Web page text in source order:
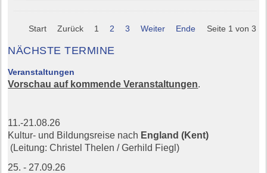
Seite 1 von 3
Start Zurück 1 2 3 Weiter Ende
NÄCHSTE TERMINE
Veranstaltungen
Vorschau auf kommende Veranstaltungen.
11.-21.08.26
Kultur- und Bildungsreise nach England (Kent)
(Leitung: Christel Thelen / Gerhild Fiegl)
25. - 27.09.26